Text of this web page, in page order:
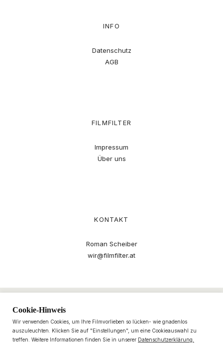
INFO
Datenschutz
AGB
FILMFILTER
Impressum
Über uns
KONTAKT
Roman Scheiber
wir@filmfilter.at
Cookie-Hinweis
Wir verwenden Cookies, um Ihre Filmvorlieben so lücken- wie gnadenlos
auszuleuchten. Klicken Sie auf "Einstellungen", um eine Cookieauswahl zu
treffen. Weitere Informationen finden Sie in unserer Datenschutzerklärung.